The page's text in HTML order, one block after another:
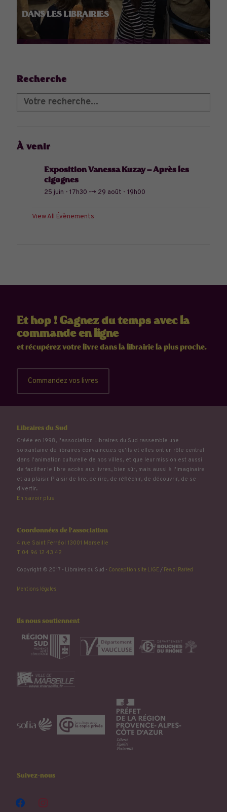
DANS LES LIBRAIRIES
Recherche
À venir
Exposition Vanessa Kuzay – Après les
cigognes
25 juin - 17h30 --> 29 août - 19h00
View All Évènements
Et hop ! Gagnez du temps avec la
commande en ligne
et récupérez votre livre dans la librairie la plus proche.
Commandez vos livres
Libraires du Sud
Créée en 1998, l'association Libraires du Sud rassemble une
soixantaine de libraires convaincu.e.s qu’ils et elles ont un rôle central
dans l'animation culturelle de nos villes, et que leur mission est aussi
de faciliter le libre accès aux livres, bien sûr, mais aussi à l'imaginaire
et au plaisir. Plaisir de lire, de rire, de réfléchir, de découvrir, de se
divertir...
En savoir plus
Coordonnées de l'association
4 rue Saint Ferréol 13001 Marseille
T. 04 96 12 43 42
Copyright © 2017 - Libraires du Sud - Conception site LIGE/ Fewzi Raffed
Mentions légales
Ils nous soutiennent
Suivez-nous
facebookinstagram